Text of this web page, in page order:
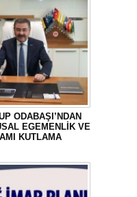
ODABAŞI’NDAN
EGEMENLİK VE
KUTLAMA
Başkanı Yakup
kuruluşunun 104.
Bayramı’nı